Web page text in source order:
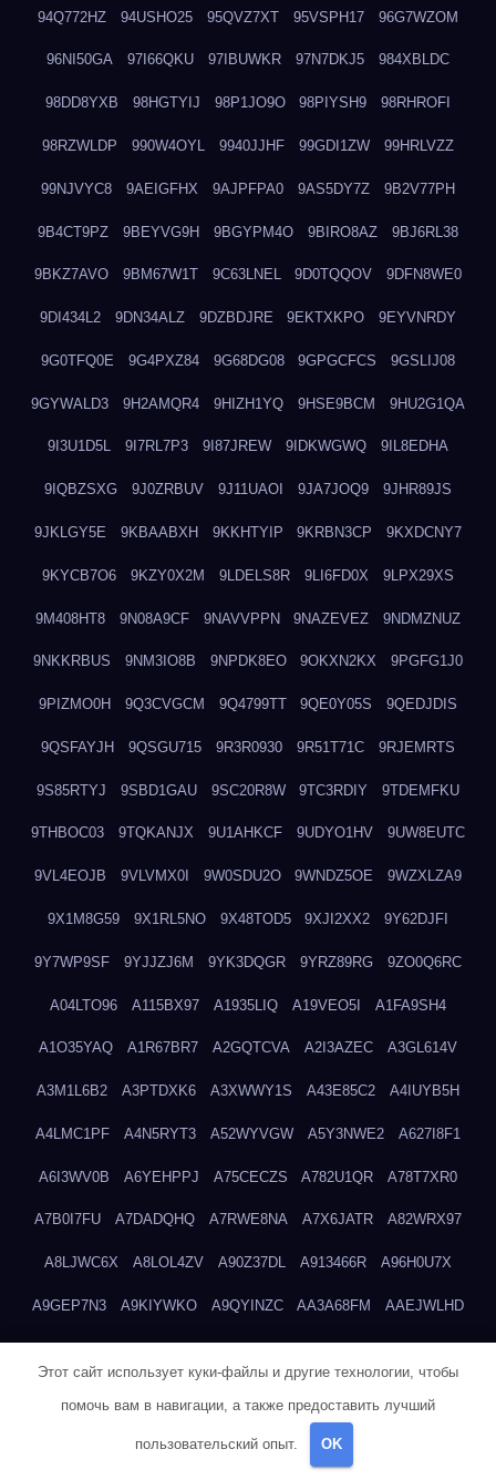
94Q772HZ 94USHO25 95QVZ7XT 95VSPH17 96G7WZOM
96NI50GA 97I66QKU 97IBUWKR 97N7DKJ5 984XBLDC
98DD8YXB 98HGTYIJ 98P1JO9O 98PIYSH9 98RHROFI
98RZWLDP 990W4OYL 9940JJHF 99GDI1ZW 99HRLVZZ
99NJVYC8 9AEIGFHX 9AJPFPA0 9AS5DY7Z 9B2V77PH
9B4CT9PZ 9BEYVG9H 9BGYPM4O 9BIRO8AZ 9BJ6RL38
9BKZ7AVO 9BM67W1T 9C63LNEL 9D0TQQOV 9DFN8WE0
9DI434L2 9DN34ALZ 9DZBDJRE 9EKTXKPO 9EYVNRDY
9G0TFQ0E 9G4PXZ84 9G68DG08 9GPGCFCS 9GSLIJ08
9GYWALD3 9H2AMQR4 9HIZH1YQ 9HSE9BCM 9HU2G1QA
9I3U1D5L 9I7RL7P3 9I87JREW 9IDKWGWQ 9IL8EDHA
9IQBZSXG 9J0ZRBUV 9J11UAOI 9JA7JOQ9 9JHR89JS
9JKLGY5E 9KBAABXH 9KKHTYIP 9KRBN3CP 9KXDCNY7
9KYCB7O6 9KZY0X2M 9LDELS8R 9LI6FD0X 9LPX29XS
9M408HT8 9N08A9CF 9NAVVPPN 9NAZEVEZ 9NDMZNUZ
9NKKRBUS 9NM3IO8B 9NPDK8EO 9OKXN2KX 9PGFG1J0
9PIZMO0H 9Q3CVGCM 9Q4799TT 9QE0Y05S 9QEDJDIS
9QSFAYJH 9QSGU715 9R3R0930 9R51T71C 9RJEMRTS
9S85RTYJ 9SBD1GAU 9SC20R8W 9TC3RDIY 9TDEMFKU
9THBOC03 9TQKANJX 9U1AHKCF 9UDYO1HV 9UW8EUTC
9VL4EOJB 9VLVMX0I 9W0SDU2O 9WNDZ5OE 9WZXLZA9
9X1M8G59 9X1RL5NO 9X48TOD5 9XJI2XX2 9Y62DJFI
9Y7WP9SF 9YJJZJ6M 9YK3DQGR 9YRZ89RG 9ZO0Q6RC
A04LTO96 A115BX97 A1935LIQ A19VEO5I A1FA9SH4
A1O35YAQ A1R67BR7 A2GQTCVA A2I3AZEC A3GL614V
A3M1L6B2 A3PTDXK6 A3XWWY1S A43E85C2 A4IUYB5H
A4LMC1PF A4N5RYT3 A52WYVGW A5Y3NWE2 A627I8F1
A6I3WV0B A6YEHPPJ A75CECZS A782U1QR A78T7XR0
A7B0I7FU A7DADQHQ A7RWE8NA A7X6JATR A82WRX97
A8LJWC6X A8LOL4ZV A90Z37DL A913466R A96H0U7X
A9GEP7N3 A9KIYWKO A9QYINZC AA3A68FM AAEJWLHD
ADMVWTS8 ADOE3V3Y
Этот сайт использует куки-файлы и другие технологии, чтобы
помочь вам в навигации, а также предоставить лучший
пользовательский опыт. OK